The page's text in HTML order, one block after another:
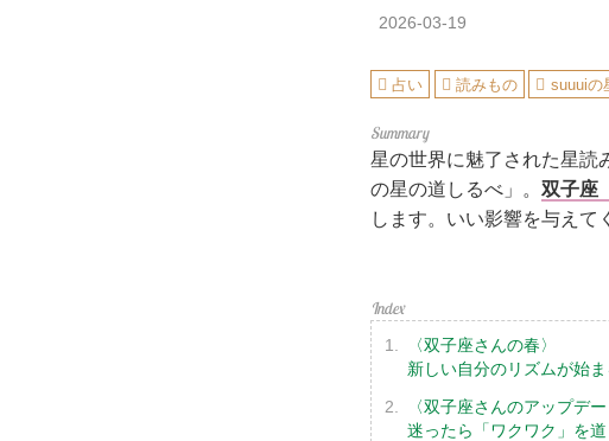
2026-03-19
占い 読みもの suuuiの
星の世界に魅了された星読
の星の道しるべ」。 双子座
します。いい影響を与えて
〈双子座さんの春〉
新しい自分のリズムが始ま
〈双子座さんのアップデー
迷ったら「ワクワク」を